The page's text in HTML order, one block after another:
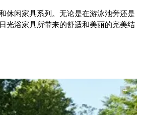
休闲家具系列。无论是在游泳池旁还是
光浴家具所带来的舒适和美丽的完美结